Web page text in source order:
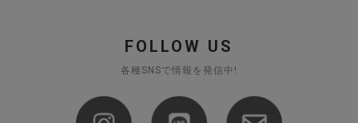
FOLLOW US
各種SNSで情報を発信中!